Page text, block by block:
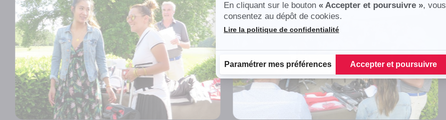
En cliquant sur le bouton « Accepter et poursuivre », vous
consentez au dépôt de cookies.
Plateforme de Gestion du Consentement : Personnalisez vos Options
Lire la politique de confidentialité
Paramétrer mes préférences Accepter et poursuivre